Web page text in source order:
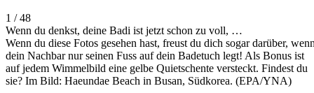
1 / 48
Wenn du denkst, deine Badi ist jetzt schon zu voll, …
Wenn du diese Fotos gesehen hast, freust du dich sogar darüber,
dein Nachbar nur seinen Fuss auf dein Badetuch legt! Als Bonus ist
auf jedem Wimmelbild eine gelbe Quietschente versteckt. Findest du
sie? Im Bild: Haeundae Beach in Busan, Südkorea. (EPA/YNA)